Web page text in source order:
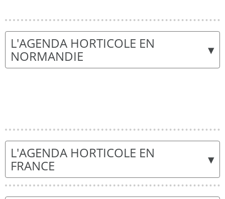
▾
L'AGENDA HORTICOLE EN
NORMANDIE
▾
L'AGENDA HORTICOLE EN
FRANCE